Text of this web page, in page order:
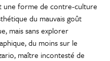
forme de contre-culture
du mauvais goût
mais sans explorer
du moins sur le
maître incontesté de